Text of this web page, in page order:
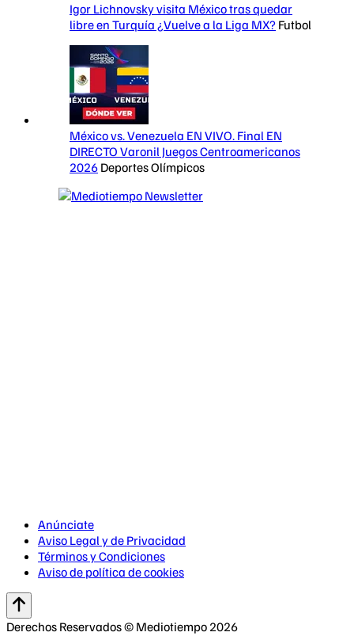
Igor Lichnovsky visita México tras quedar
libre en Turquía ¿Vuelve a la Liga MX? Futbol
México vs. Venezuela EN VIVO. Final EN
DIRECTO Varonil Juegos Centroamericanos
2026 Deportes Olímpicos
Anúnciate
Aviso Legal y de Privacidad
Términos y Condiciones
Aviso de política de cookies
Derechos Reservados © Mediotiempo 2026